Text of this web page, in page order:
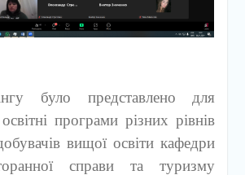
було представлено для
програми різних рівнів
вищої освіти кафедри
справи та туризму